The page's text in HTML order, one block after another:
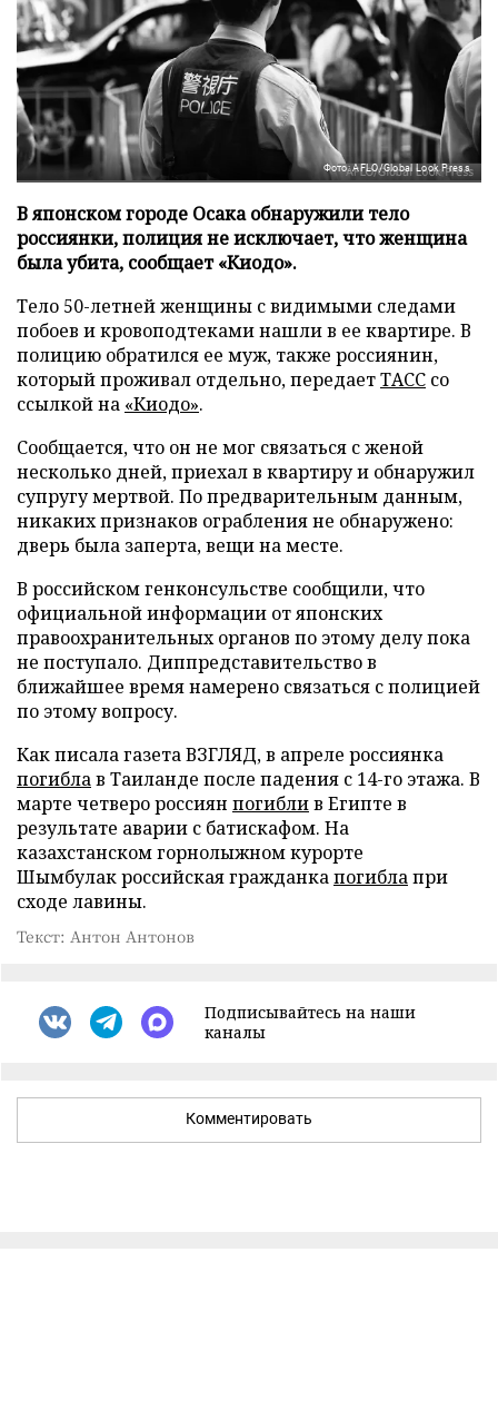
Фото: AFLO/Global Look Press
В японском городе Осака обнаружили тело
россиянки, полиция не исключает, что женщина
была убита, сообщает «Киодо».
Тело 50-летней женщины с видимыми следами
побоев и кровоподтеками нашли в ее квартире. В
полицию обратился ее муж, также россиянин,
который проживал отдельно, передаетТАСС со
ссылкой на «Киодо».
Сообщается, что он не мог связаться с женой
несколько дней, приехал в квартиру и обнаружил
супругу мертвой. По предварительным данным,
никаких признаков ограбления не обнаружено:
дверь была заперта, вещи на месте.
В российском генконсульстве сообщили, что
официальной информации от японских
правоохранительных органов по этому делу пока
не поступало. Диппредставительство в
ближайшее время намерено связаться с полицией
по этому вопросу.
Как писала газета ВЗГЛЯД, в апреле россиянка
погиблав Таиланде после падения с 14-го этажа. В
марте четверо россиян погиблив Египте в
результате аварии с батискафом. На
казахстанском горнолыжном курорте
Шымбулак российская гражданкапогиблапри
сходе лавины.
Текст: Антон Антонов
Подписывайтесь на наши
каналы
Комментировать